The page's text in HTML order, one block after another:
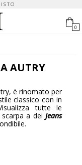
0
AUTRY
è rinomato per
classico con in
tutte le
a dei Jeans